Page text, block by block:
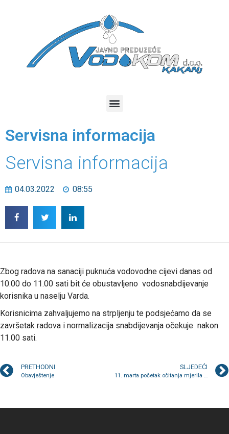
Servisna informacija
Servisna informacija
04.03.2022 08:55
Zbog radova na sanaciji puknuća vodovodne cijevi danas od
10.00 do 11.00 sati bit će obustavljeno vodosnabdijevanje
korisnika u naselju Varda.
Korisnicima zahvaljujemo na strpljenju te podsjećamo da se
završetak radova i normalizacija snabdijevanja očekuje nakon
11.00 sati.
PRETHODNI
Obavještenje
SLJEDEĆI
11. marta početak očitanja mjerila u seoskim i prigradskim područjima